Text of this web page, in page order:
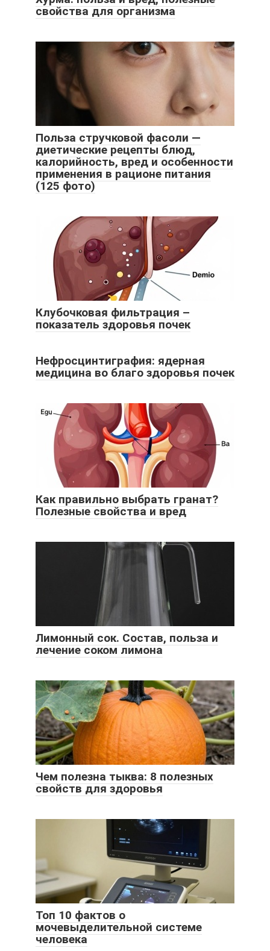
свойства для организма
Польза стручковой фасоли —
диетические рецепты блюд,
калорийность, вред и особенности
применения в рационе питания
(125 фото)
Клубочковая фильтрация –
показатель здоровья почек
Нефросцинтиграфия: ядерная
медицина во благо здоровья почек
Как правильно выбрать гранат?
Полезные свойства и вред
Лимонный сок. Состав, польза и
лечение соком лимона
Чем полезна тыква: 8 полезных
свойств для здоровья
Топ 10 фактов о
мочевыделительной системе
человека